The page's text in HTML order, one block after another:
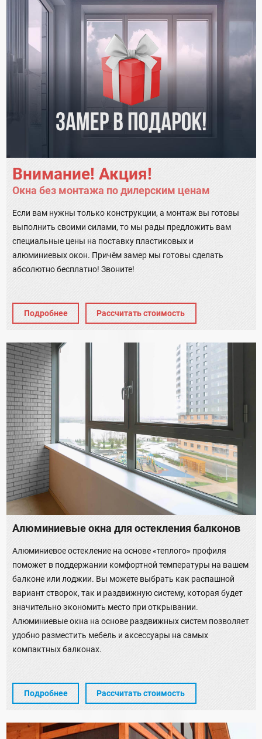
Внимание! Акция!
Окна без монтажа по дилерским ценам
Если вам нужны только конструкции, а монтаж вы готовы
выполнить своими силами, то мы рады предложить вам
специальные цены на поставку пластиковых и
алюминиевых окон. Причём замер мы готовы сделать
абсолютно бесплатно! Звоните!
Подробнее Рассчитать стоимость
Алюминиевые окна для остекления балконов
Алюминиевое остекление на основе «теплого» профиля
поможет в поддержании комфортной температуры на вашем
балконе или лоджии. Вы можете выбрать как распашной
вариант створок, так и раздвижную систему, которая будет
значительно экономить место при открывании.
Алюминиевые окна на основе раздвижных систем позволяет
удобно разместить мебель и аксессуары на самых
компактных балконах.
Подробнее Рассчитать стоимость